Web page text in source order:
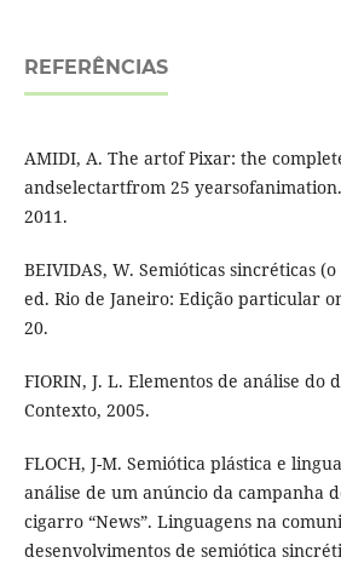
REFERÊNCIAS
AMIDI, A. The artof Pixar: the
andselectartfrom 25
2011.
BEIVIDAS, W. Semióticas sincréticas
ed. Rio de Janeiro: Edição particular
20.
FIORIN, J. L. Elementos de análise do
Contexto, 2005.
FLOCH, J-M. Semiótica plástica e
análise de um anúncio da campanha
cigarro “News”. Linguagens na
desenvolvimentos de semiótica